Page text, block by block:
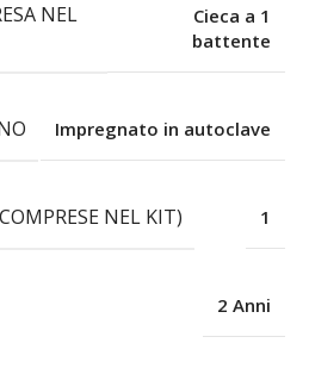
NEL
Cieca a 1
battente
Impregnato in autoclave
NEL KIT) 1
2 Anni